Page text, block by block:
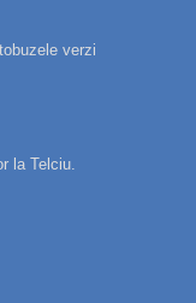
verzi
la Telciu.